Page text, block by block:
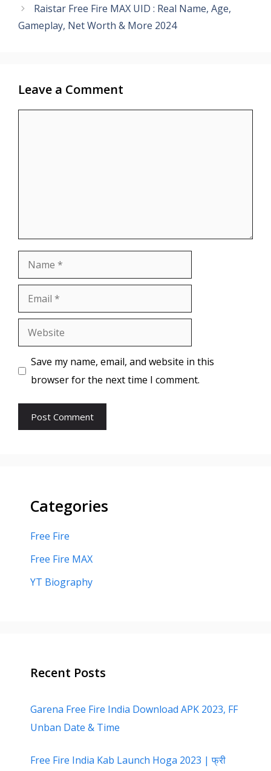
Raistar Free Fire MAX UID : Real Name, Age,
Gameplay, Net Worth & More 2024
Leave a Comment
Name
Email
Website
Save my name, email, and website in this
browser for the next time I comment.
Categories
Free Fire
Free Fire MAX
YT Biography
Recent Posts
Garena Free Fire India Download APK 2023, FF
Unban Date & Time
Free Fire India Kab Launch Hoga 2023 | फ्री